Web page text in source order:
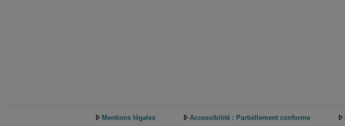
Mentions légales Accessibilité : Partiellement conforme